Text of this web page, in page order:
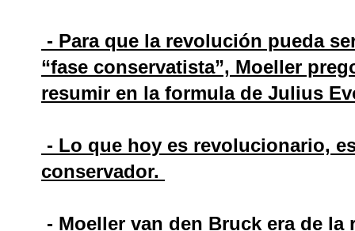
- Para que la revolución pueda
“fase conservatista”, Moeller
resumir en la formula de Julius
- Lo que hoy es revolucionario,
conservador.
- Moeller van den Bruck era de